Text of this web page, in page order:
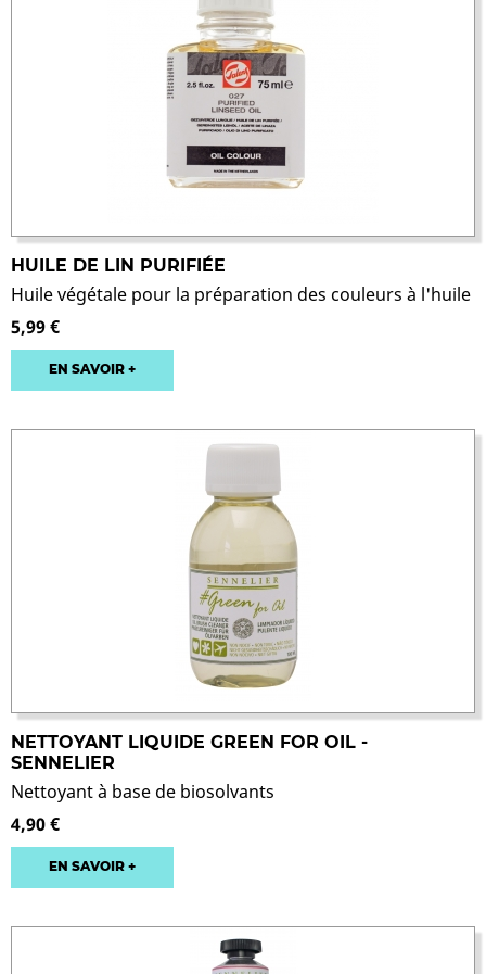
HUILE DE LIN PURIFIÉE
Huile végétale pour la préparation des couleurs à l'huile
5,99 €
EN SAVOIR +
NETTOYANT LIQUIDE GREEN FOR OIL -
SENNELIER
Nettoyant à base de biosolvants
4,90 €
EN SAVOIR +